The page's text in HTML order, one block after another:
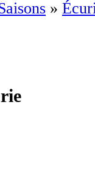
»